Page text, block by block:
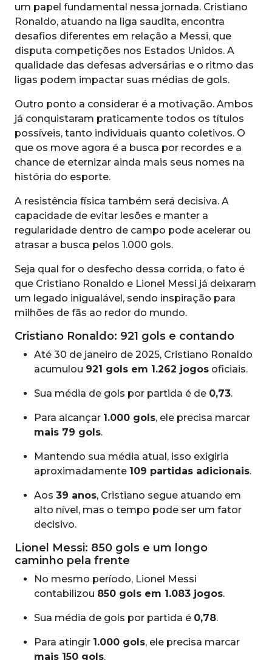
um papel fundamental nessa jornada. Cristiano
Ronaldo, atuando na liga saudita, encontra
desafios diferentes em relação a Messi, que
disputa competições nos Estados Unidos. A
qualidade das defesas adversárias e o ritmo das
ligas podem impactar suas médias de gols.
Outro ponto a considerar é a motivação. Ambos
já conquistaram praticamente todos os títulos
possíveis, tanto individuais quanto coletivos. O
que os move agora é a busca por recordes e a
chance de eternizar ainda mais seus nomes na
história do esporte.
A resistência física também será decisiva. A
capacidade de evitar lesões e manter a
regularidade dentro de campo pode acelerar ou
atrasar a busca pelos 1.000 gols.
Seja qual for o desfecho dessa corrida, o fato é
que Cristiano Ronaldo e Lionel Messi já deixaram
um legado inigualável, sendo inspiração para
milhões de fãs ao redor do mundo.
Cristiano Ronaldo: 921 gols e contando
Até 30 de janeiro de 2025, Cristiano Ronaldo
acumulou 921 gols em 1.262 jogos oficiais.
Sua média de gols por partida é de 0,73.
Para alcançar 1.000 gols, ele precisa marcar
mais 79 gols.
Mantendo sua média atual, isso exigiria
aproximadamente 109 partidas adicionais.
Aos 39 anos, Cristiano segue atuando em
alto nível, mas o tempo pode ser um fator
decisivo.
Lionel Messi: 850 gols e um longo
caminho pela frente
No mesmo período, Lionel Messi
contabilizou 850 gols em 1.083 jogos.
Sua média de gols por partida é 0,78.
Para atingir 1.000 gols, ele precisa marcar
mais 150 gols.